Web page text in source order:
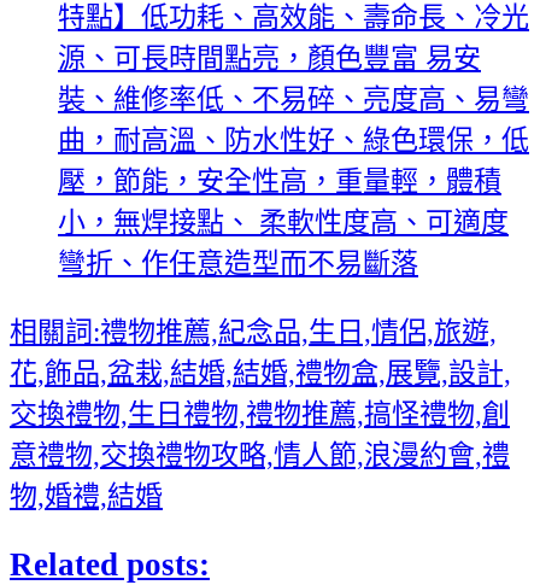
特點】低功耗、高效能、壽命長、冷光
源、可長時間點亮，顏色豐富 易安
裝、維修率低、不易碎、亮度高、易彎
曲，耐高溫、防水性好、綠色環保，低
壓，節能，安全性高，重量輕，體積
小，無焊接點、 柔軟性度高、可適度
彎折、作任意造型而不易斷落
相關詞:禮物推薦,紀念品,生日,情侶,旅遊,
花,飾品,盆栽,結婚,結婚,禮物盒,展覽,設計,
交換禮物,生日禮物,禮物推薦,搞怪禮物,創
意禮物,交換禮物攻略,情人節,浪漫約會,禮
物,婚禮,結婚
Related posts: